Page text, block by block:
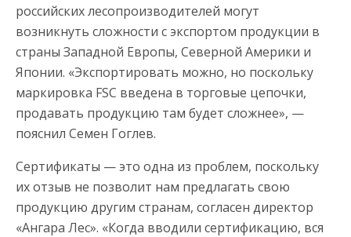
российских лесопроизводителей могут
возникнуть сложности с экспортом продукции в
страны Западной Европы, Северной Америки и
Японии. «Экспортировать можно, но поскольку
маркировка FSC введена в торговые цепочки,
продавать продукцию там будет сложнее», —
пояснил Семен Гоглев.
Сертификаты — это одна из проблем, поскольку
их отзыв не позволит нам предлагать свою
продукцию другим странам, согласен директор
«Ангара Лес». «Когда вводили сертификацию, вся